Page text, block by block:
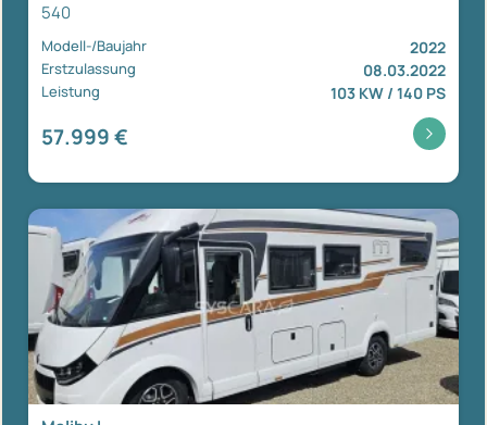
540
Modell-/Baujahr 2022
Erstzulassung 08.03.2022
Leistung 103 KW / 140 PS
57.999 €